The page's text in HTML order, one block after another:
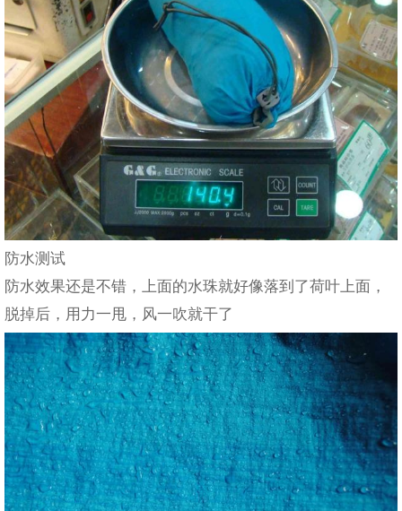
防水测试
防水效果还是不错，上面的水珠就好像落到了荷叶上面，
脱掉后，用力一甩，风一吹就干了